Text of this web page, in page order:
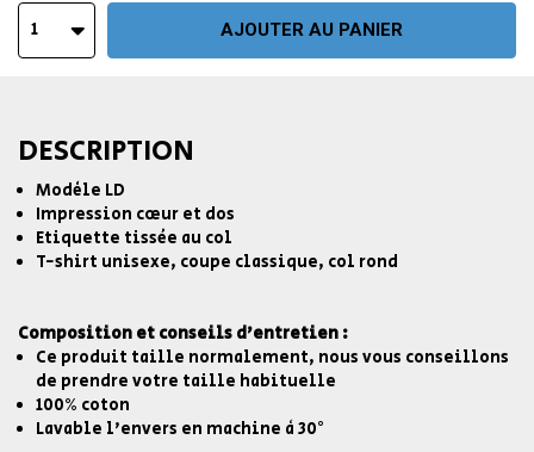
1 AJOUTER AU PANIER
DESCRIPTION
Modèle LD
Impression cœur et dos
Etiquette tissée au col
T-shirt unisexe, coupe classique, col rond
Composition et conseils d'entretien :
Ce produit taille normalement, nous vous conseillons
de prendre votre taille habituelle
100% coton
Lavable l'envers en machine à 30°